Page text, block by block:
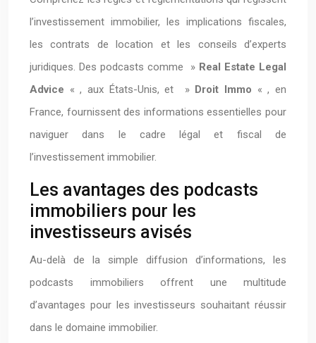
l’investissement immobilier, les implications fiscales,
les contrats de location et les conseils d’experts
juridiques. Des podcasts comme » Real Estate Legal
Advice « , aux États-Unis, et » Droit Immo « , en
France, fournissent des informations essentielles pour
naviguer dans le cadre légal et fiscal de
l’investissement immobilier.
Les avantages des podcasts
immobiliers pour les
investisseurs avisés
Au-delà de la simple diffusion d’informations, les
podcasts immobiliers offrent une multitude
d’avantages pour les investisseurs souhaitant réussir
dans le domaine immobilier.